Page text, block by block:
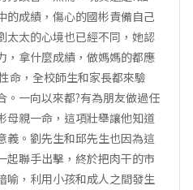
的成績，傷心的國彬責備自己
太太的心境也已經不同，她認
，拿什麼成績，做媽媽的都應
命，全校師生和家長都來驗
。一向以來都?有為朋友做過任
母親一命，這項壯舉讓他知道
義。劉先生和邱先生也因為這
起聯手出擊，終於把肉干的市
喻，利用小孩和成人之間發生